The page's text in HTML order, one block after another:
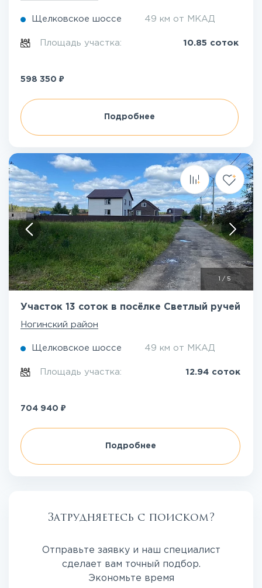
Щелковское шоссе 49 км от МКАД
Площадь участка: 10.85 соток
598 350 ₽
Подробнее
/ 5
Участок 13 соток в посёлке Светлый ручей
Ногинский район
Щелковское шоссе 49 км от МКАД
Площадь участка: 12.94 соток
704 940 ₽
Подробнее
Затрудняетесь с поиском?
Отправьте заявку и наш специалист
сделает вам точный подбор.
Экономьте время